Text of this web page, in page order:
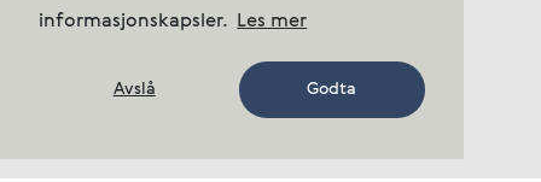
informasjonskapsler.
Les mer
Avslå Godta